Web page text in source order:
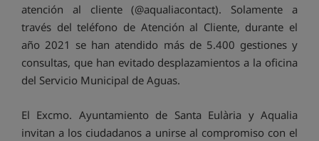
atención al cliente (@aqualiacontact). Solamente a
través del teléfono de Atención al Cliente, durante el
año 2021 se han atendido más de 5.400 gestiones y
consultas, que han evitado desplazamientos a la oficina
del Servicio Municipal de Aguas.
El Excmo. Ayuntamiento de Santa Eulària y Aqualia
invitan a los ciudadanos a unirse al compromiso con el